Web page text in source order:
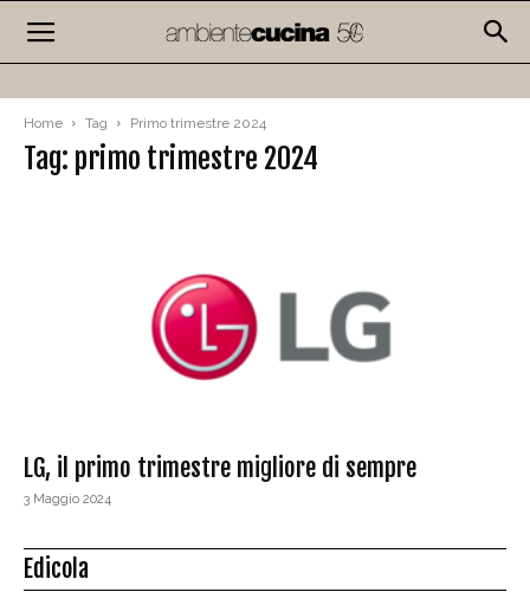
Home Tag Primo trimestre 2024
Tag: primo trimestre 2024
LG, il primo trimestre migliore di sempre
3 Maggio 2024
Edicola